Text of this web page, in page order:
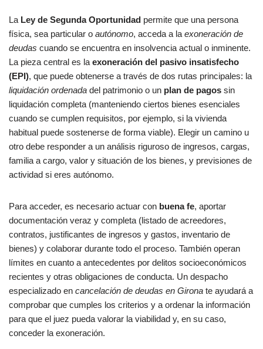
La Ley de Segunda Oportunidad permite que una persona
física, sea particular o autónomo, acceda a la exoneración de
deudas cuando se encuentra en insolvencia actual o inminente.
La pieza central es la exoneración del pasivo insatisfecho
(EPI), que puede obtenerse a través de dos rutas principales: la
liquidación ordenada del patrimonio o un plan de pagos sin
liquidación completa (manteniendo ciertos bienes esenciales
cuando se cumplen requisitos, por ejemplo, si la vivienda
habitual puede sostenerse de forma viable). Elegir un camino u
otro debe responder a un análisis riguroso de ingresos, cargas,
familia a cargo, valor y situación de los bienes, y previsiones de
actividad si eres autónomo.
Para acceder, es necesario actuar con buena fe, aportar
documentación veraz y completa (listado de acreedores,
contratos, justificantes de ingresos y gastos, inventario de
bienes) y colaborar durante todo el proceso. También operan
límites en cuanto a antecedentes por delitos socioeconómicos
recientes y otras obligaciones de conducta. Un despacho
especializado en cancelación de deudas en Girona te ayudará a
comprobar que cumples los criterios y a ordenar la información
para que el juez pueda valorar la viabilidad y, en su caso,
conceder la exoneración.